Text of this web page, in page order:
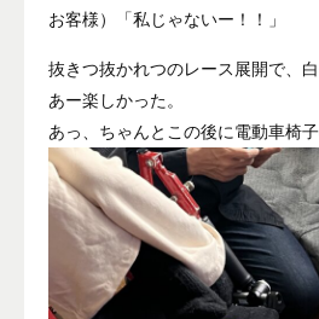
お客様）「私じゃないー！！」
抜きつ抜かれつのレース展開で、白
あー楽しかった。
あっ、ちゃんとこの後に電動車椅